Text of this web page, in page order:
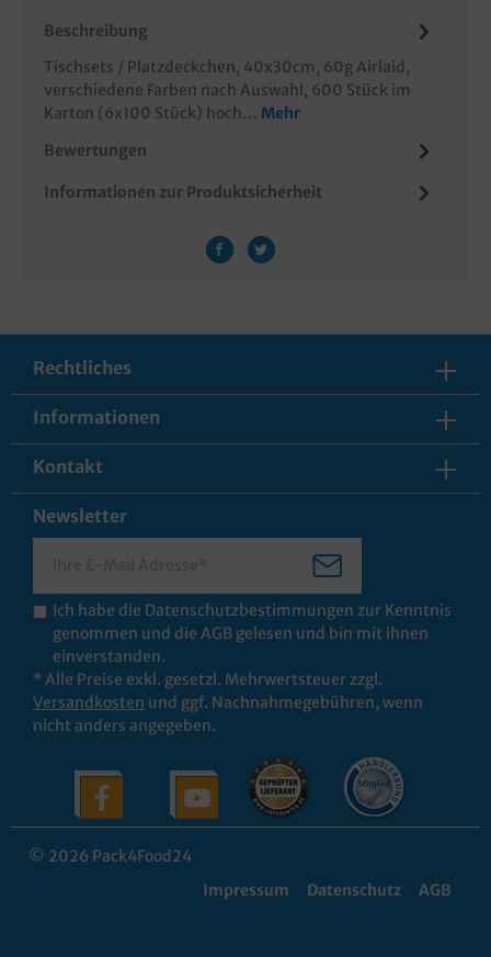
Beschreibung
Tischsets / Platzdeckchen, 40x30cm, 60g Airlaid,
verschiedene Farben nach Auswahl, 600 Stück im
Karton (6x100 Stück) hoch… Mehr
Bewertungen
Informationen zur Produktsicherheit
Rechtliches
Informationen
Kontakt
Newsletter
Ich habe die Datenschutzbestimmungen zur Kenntnis
genommen und die AGB gelesen und bin mit ihnen
einverstanden.
* Alle Preise exkl. gesetzl. Mehrwertsteuer zzgl.
Versandkosten und ggf. Nachnahmegebühren, wenn
nicht anders angegeben.
© 2026 Pack4Food24
Impressum
Datenschutz AGB